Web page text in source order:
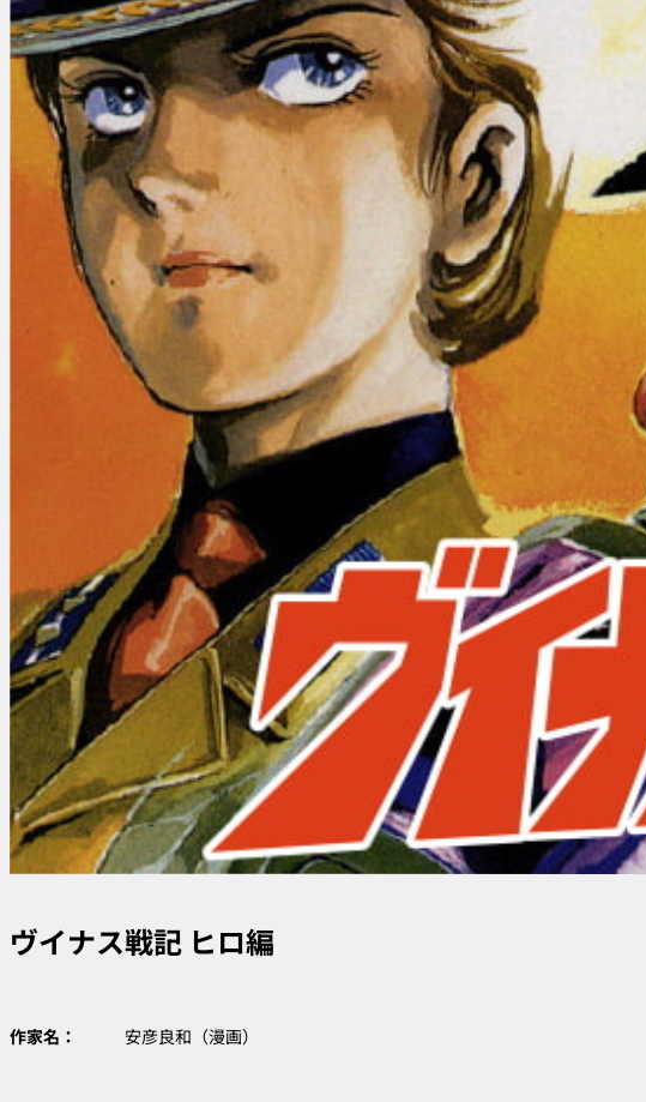
ヴイナス戦記 ヒロ編
作家名： 安彦良和（漫画）